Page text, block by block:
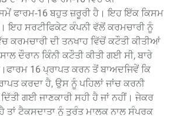
ਸਮੇਂ ਫਾਰਮ-16 ਬਹੁਤ ਜ਼ਰੂਰੀ ਹੈ। ਇਹ ਇੱਕ ਕਿਸਮ
ਇਹ ਸਰਟੀਫਿਕੇਟ ਕੰਪਨੀ ਵੱਲੋਂ ਕਰਮਚਾਰੀ ਨੂੰ
ਕਰਮਚਾਰੀ ਦੀ ਤਨਖਾਹ ਵਿੱਚੋਂ ਕਟੌਤੀ ਕੀਤੀਆਂ
ਦੌਰਾਨ ਕਿੰਨੀ ਕਟੌਤੀ ਕੀਤੀ ਗਈ ਸੀ, ਬਾਰੇ
16 ਪ੍ਰਾਪਤ ਕਰਨ ਤੋਂ ਬਾਅਦਜਿਵੇਂ ਕਿ
ਕਰਦਾ ਹੈ, ਉਸ ਨੂੰ ਪਹਿਲਾਂ ਜਾਂਚ ਕਰਨੀ
ਗਈ ਜਾਣਕਾਰੀ ਸਹੀ ਹੈ ਜਾਂ ਨਹੀਂ। ਜੇਕਰ
ਤਾਂ ਟੈਕਸਦਾਤਾ ਨੂੰ ਤੁਰੰਤ ਮਾਲਕ ਨਾਲ ਸੰਪਰਕ